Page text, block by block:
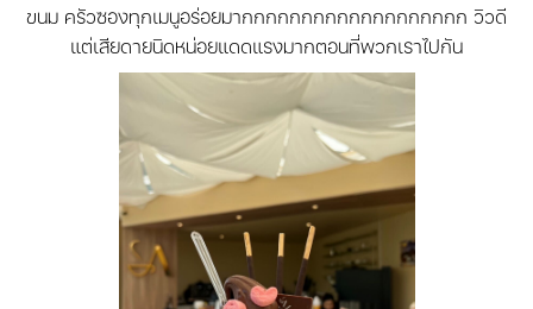
ขนม ครัวซองทุกเมนูอร่อยมากกกกกกกกกกกกกกกกกกก วิวดี
แต่เสียดายนิดหน่อยแดดแรงมากตอนที่พวกเราไปกัน